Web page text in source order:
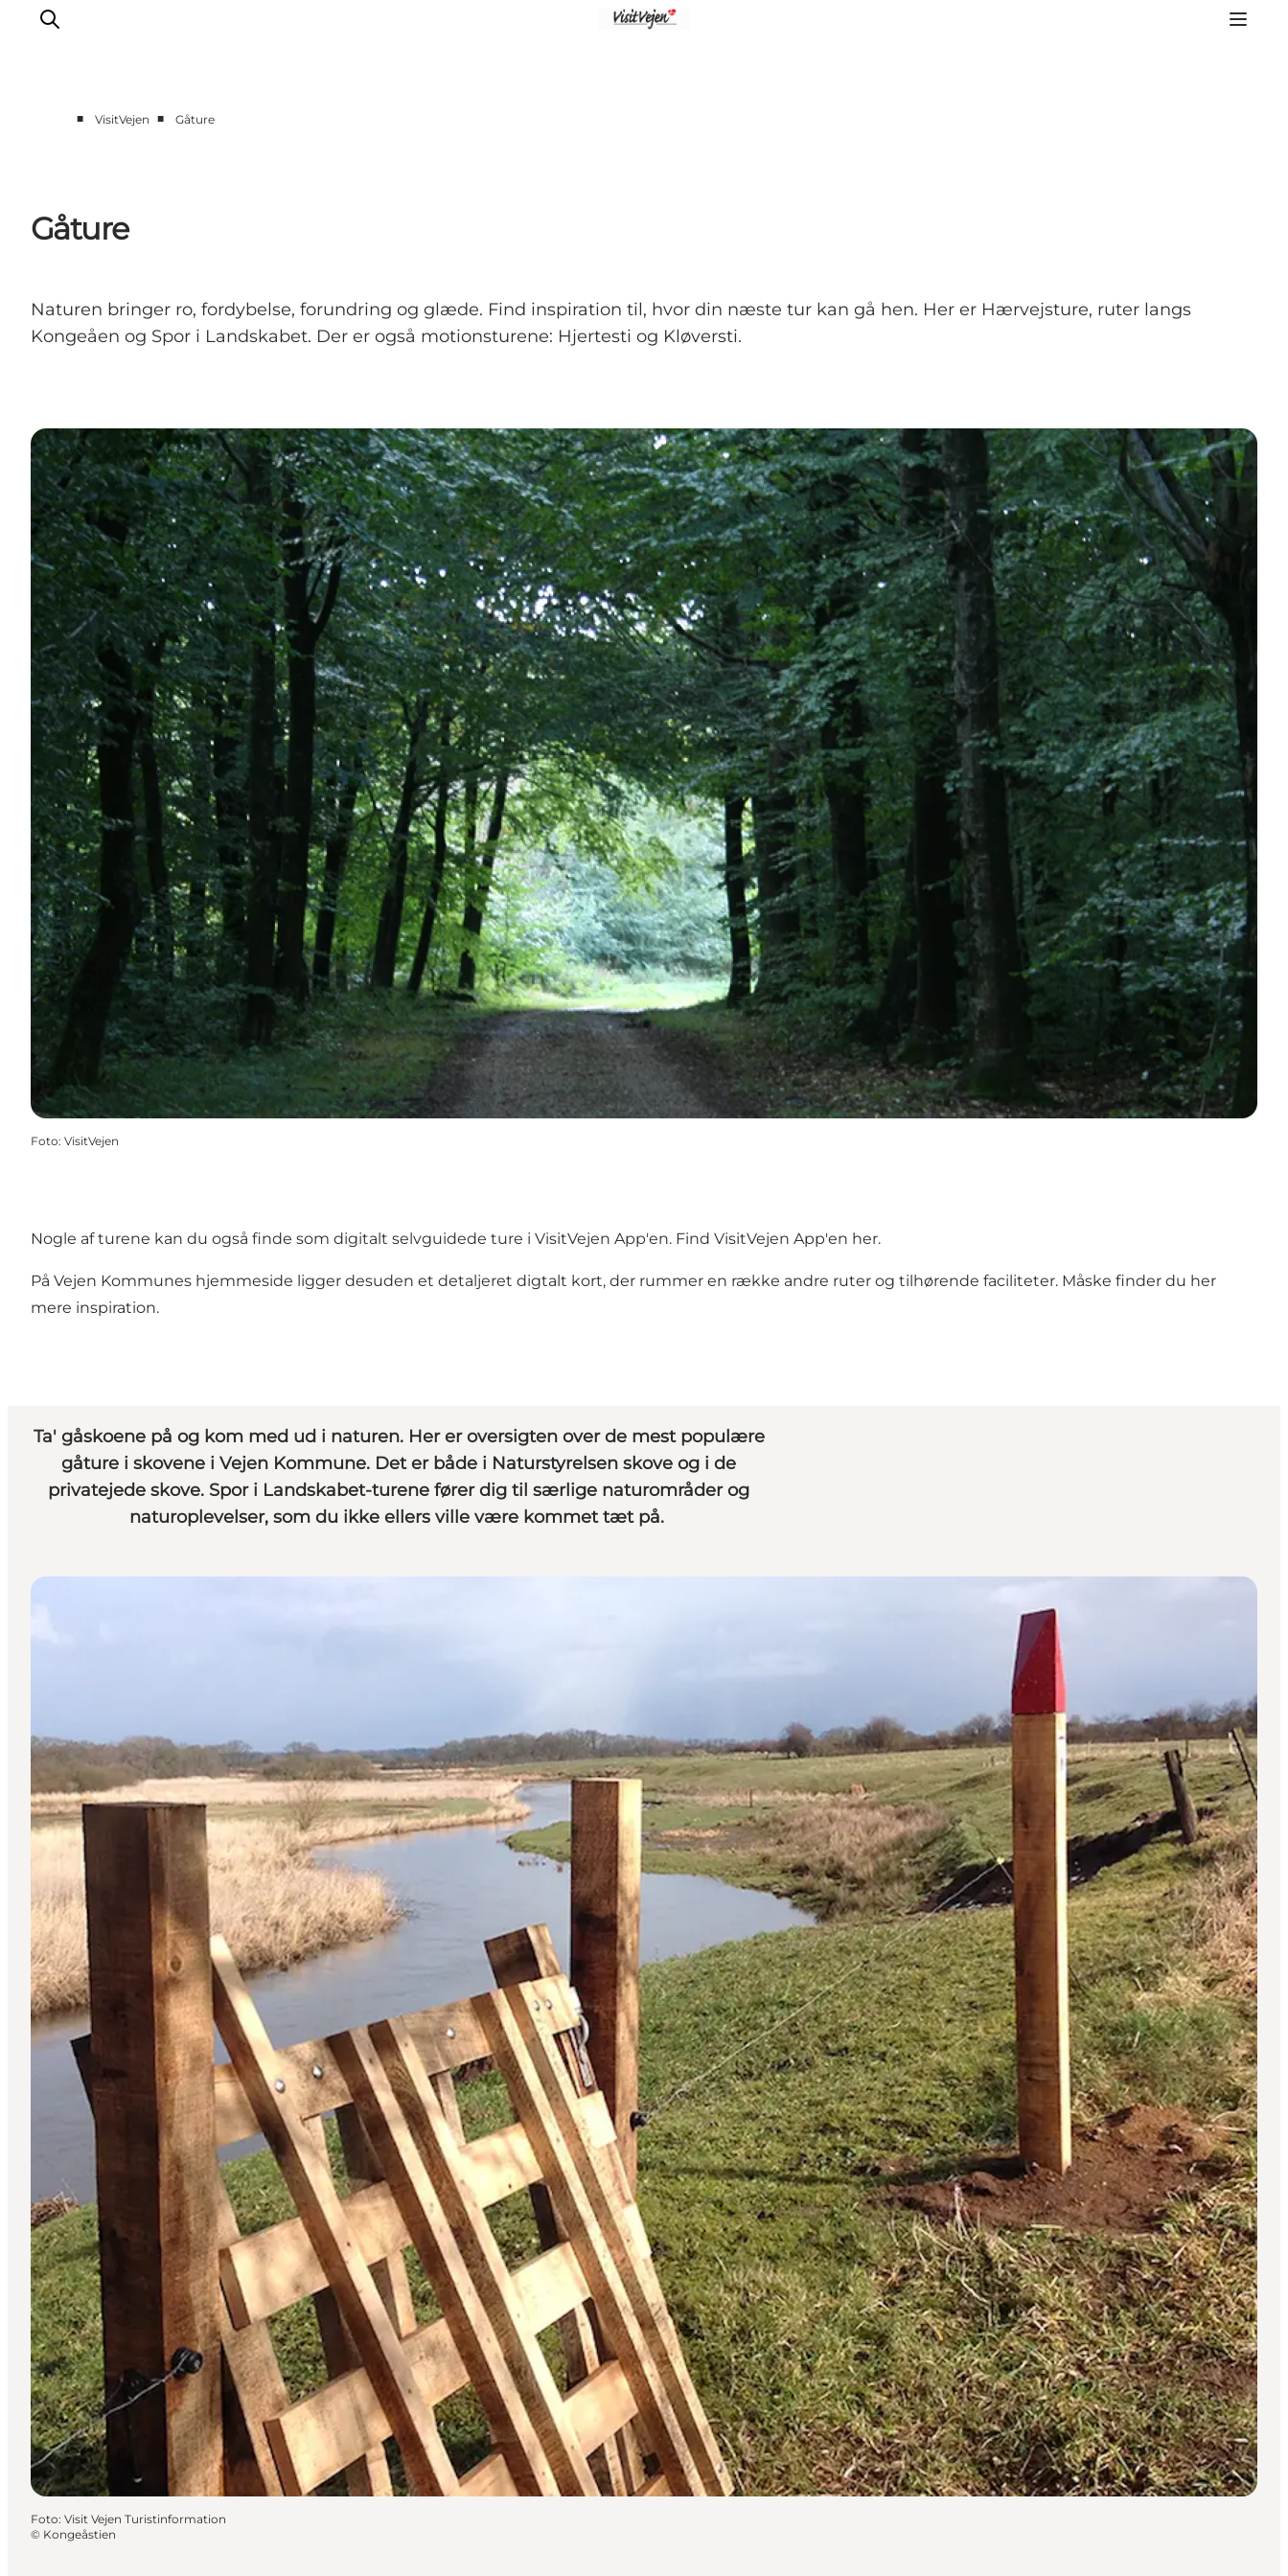
Natur
Se og oplev
Events
Udforsk
■ VisitVejen ■ Gåture
Gåture
Naturen bringer ro, fordybelse, forundring og glæde. Find inspiration til, hvor din næste tur kan gå hen. Her er Hærvejsture, ruter langs
Kongeåen og Spor i Landskabet. Der er også motionsturene: Hjertesti og Kløversti.
Foto: VisitVejen
Nogle af turene kan du også finde som digitalt selvguidede ture i VisitVejen App'en. Find VisitVejen App'en her.
På Vejen Kommunes hjemmeside ligger desuden et detaljeret digtalt kort, der rummer en række andre ruter og tilhørende faciliteter. Måske finder du her
mere inspiration.
Ta' gåskoene på og kom med ud i naturen. Her er oversigten over de mest populære
gåture i skovene i Vejen Kommune. Det er både i Naturstyrelsen skove og i de
privatejede skove. Spor i Landskabet-turene fører dig til særlige naturområder og
naturoplevelser, som du ikke ellers ville være kommet tæt på.
Foto: Visit Vejen Turistinformation
© Kongeåstien